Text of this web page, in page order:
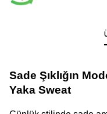
Sade Şıklığın
Yaka Sweat